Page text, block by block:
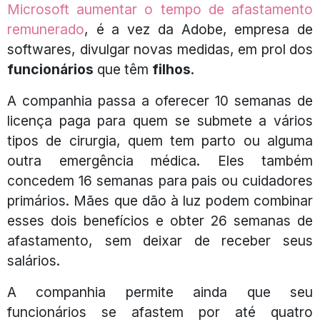
Microsoft aumentar o tempo de afastamento
remunerado, é a vez da Adobe, empresa de
softwares, divulgar novas medidas, em prol dos
funcionários que têm filhos.
A companhia passa a oferecer 10 semanas de
licença paga para quem se submete a vários
tipos de cirurgia, quem tem parto ou alguma
outra emergência médica. Eles também
concedem 16 semanas para pais ou cuidadores
primários. Mães que dão à luz podem combinar
esses dois benefícios e obter 26 semanas de
afastamento, sem deixar de receber seus
salários.
A companhia permite ainda que seu
funcionários se afastem por até quatro